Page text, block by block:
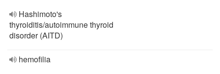
Hashimoto's
thyroiditis/autoimmune thyroid
disorder (AITD)
hemofilia